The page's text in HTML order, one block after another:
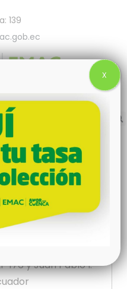
139
176 y Juan Pablo I.
X